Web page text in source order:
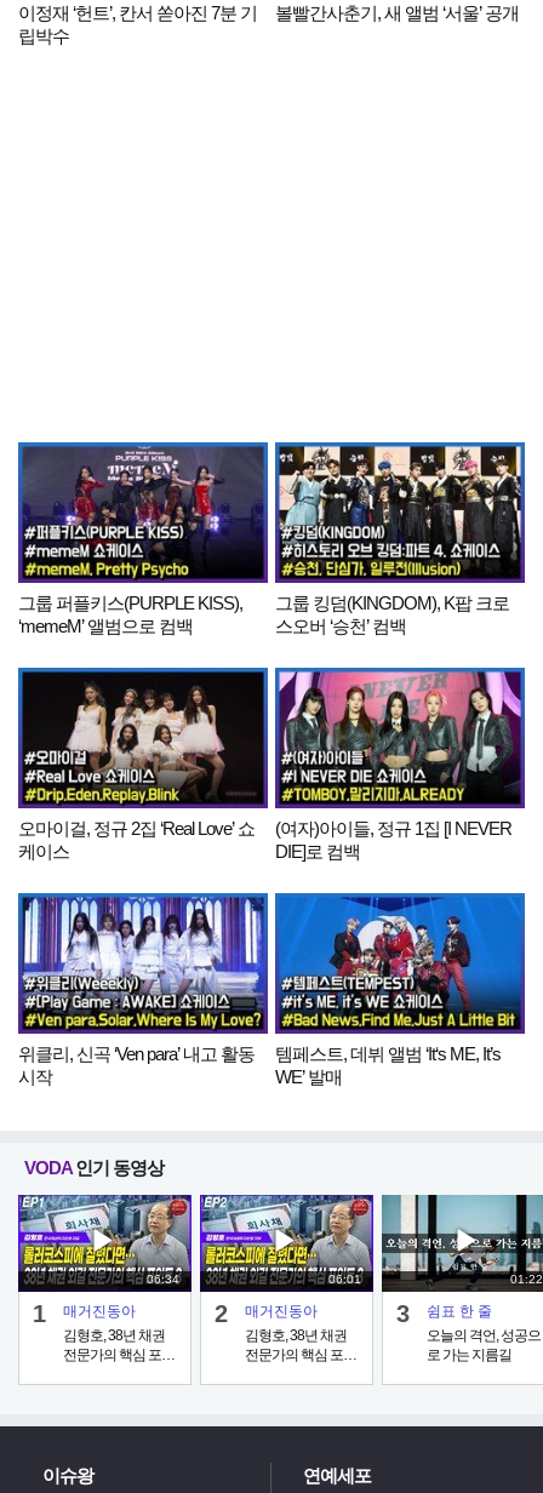
이정재 ‘헌트’, 칸서 쏟아진 7분 기
립박수
볼빨간사춘기, 새 앨범 ‘서울’ 공개
그룹 퍼플키스(PURPLE KISS),
‘memeM’ 앨범으로 컴백
그룹 킹덤(KINGDOM), K팝 크로
스오버 ‘승천’ 컴백
오마이걸, 정규 2집 ‘Real Love’ 쇼
케이스
(여자)아이들, 정규 1집 [I NEVER
DIE]로 컴백
위클리, 신곡 ‘Ven para’ 내고 활동
시작
템페스트, 데뷔 앨범 ‘It‘s ME, It’s
WE’ 발매
VODA인기 동영상
06:34
1
매거진동아
김형호, 38년 채권
전문가의 핵심 포인
06:01
2
매거진동아
김형호, 38년 채권
전문가의 핵심 포인
01:22
3
쉼표 한 줄
오늘의 격언, 성공으
로 가는 지름길
이슈왕 연예세포